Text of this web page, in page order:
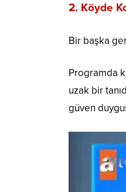
2. Köyde
Bir başka
Programda
uzak bir
güven